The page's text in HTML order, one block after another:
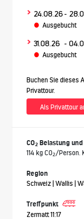
> 24.08.26-
Ausgebucht
> 31.08.26 -
Ausgebucht
Buchen Sie dieses
Privattour.
Als Privattour
CO2 Belastung
114 kg CO2/Person.
Region
Schweiz | Wallis |
Treffpunkt
Zermatt 11:17